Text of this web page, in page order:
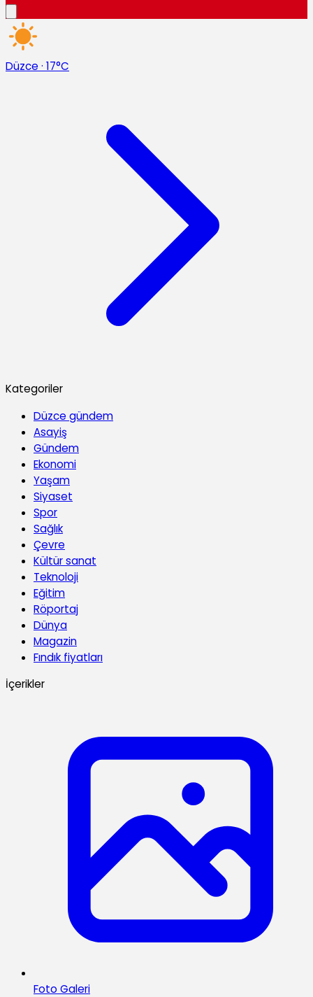
Düzce · 17°C
Kategoriler
Düzce gündem
Asayiş
Gündem
Ekonomi
Yaşam
Siyaset
Spor
Sağlık
Çevre
Kültür sanat
Teknoloji
Eğitim
Röportaj
Dünya
Magazin
Fındık fiyatları
İçerikler
Foto Galeri